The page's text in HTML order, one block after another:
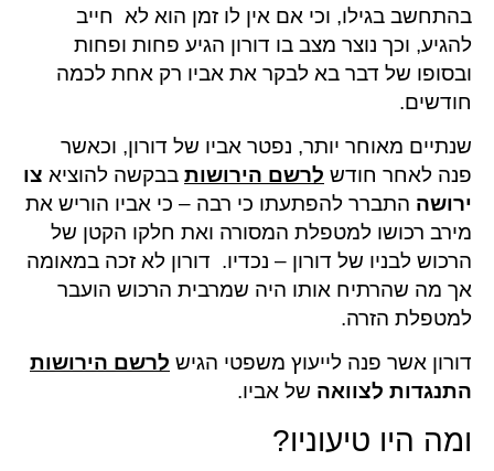
בהתחשב בגילו, וכי אם אין לו זמן הוא לא חייב
להגיע, וכך נוצר מצב בו דורון הגיע פחות ופחות
ובסופו של דבר בא לבקר את אביו רק אחת לכמה
חודשים.
שנתיים מאוחר יותר, נפטר אביו של דורון, וכאשר
פנה לאחר חודש לרשם הירושות בבקשה להוציא צו
ירושה התברר להפתעתו כי רבה – כי אביו הוריש את
מירב רכושו למטפלת המסורה ואת חלקו הקטן של
הרכוש לבניו של דורון – נכדיו. דורון לא זכה במאומה
אך מה שהרתיח אותו היה שמרבית הרכוש הועבר
למטפלת הזרה.
דורון אשר פנה לייעוץ משפטי הגיש לרשם הירושות
התנגדות לצוואה של אביו.
ומה היו טיעוניו?